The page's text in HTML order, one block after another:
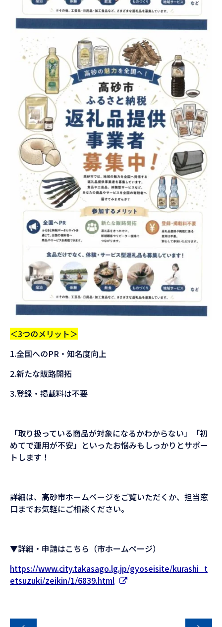
＜3つのメリット＞
1.全国へのPR ・知名度向上
2.新たな販路開拓
3.登録・掲載料は不要
「取り扱っている商品が対象になるかわからない」「初
めてで運用が不安」といったお悩みもしっかりとサポー
トします！
詳細は、高砂市ホームページをご覧いただくか、担当窓
口までお気軽にご相談ください。
▼詳細・申請はこちら（市ホームページ）
https://www.city.takasago.lg.jp/gyoseisite/kurashi_t
etsuzuki/zeikin/1/6839.html